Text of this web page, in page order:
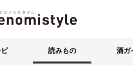
イエノミスタイル 家飲みを楽
読みもの 酒ガ